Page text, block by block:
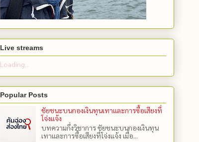
Live streams
Loading...
Popular Posts
ชัยชนะบนกองเงินทุนเทาและการซื้อเสียงที่
โจ่งแจ้ง
บทความกึ่งวิชาการ ชัยชนะบนกองเงินทุน
เทาและการซื้อเสียงที่โจ่งแจ้ง เมื่อ...